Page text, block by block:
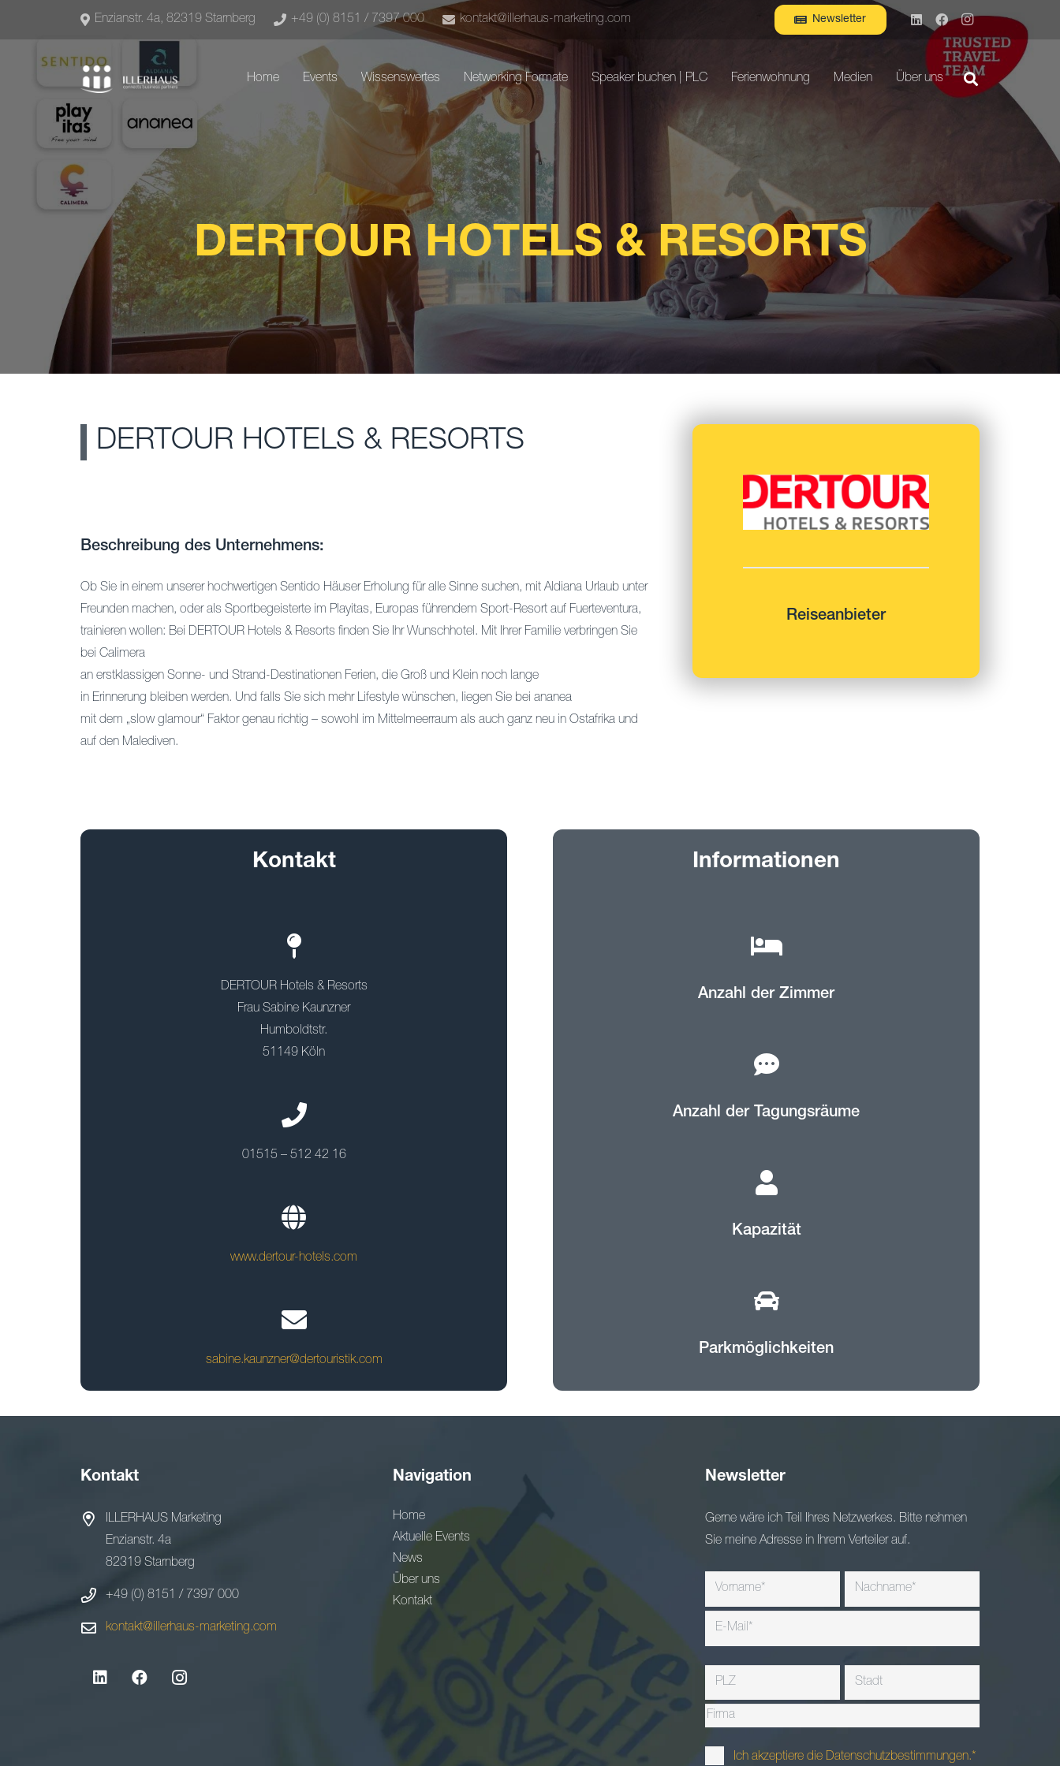
Enzianstr. 4a, 82319 Starnberg +49 (0) 8151 / 7397 000 kontakt@illerhaus-marketing.com Newsletter
Home Events Wissenswertes Networking Formate Speaker buchen | PLC Ferienwohnung Medien Über uns
DERTOUR HOTELS & RESORTS
DERTOUR HOTELS & RESORTS
Beschreibung des Unternehmens:
Ob Sie in einem unserer hochwertigen Sentido Häuser Erholung für alle Sinne suchen, mit Aldiana Urlaub unter
Freunden machen, oder als Sportbegeisterte im Playitas, Europas führendem Sport-Resort auf Fuerteventura,
trainieren wollen: Bei DERTOUR Hotels & Resorts finden Sie Ihr Wunschhotel. Mit Ihrer Familie verbringen Sie
bei Calimera
an erstklassigen Sonne- und Strand-Destinationen Ferien, die Groß und Klein noch lange
in Erinnerung bleiben werden. Und falls Sie sich mehr Lifestyle wünschen, liegen Sie bei ananea
mit dem „slow glamour“ Faktor genau richtig – sowohl im Mittelmeerraum als auch ganz neu in Ostafrika und
auf den Malediven.
Reiseanbieter
Kontakt
DERTOUR Hotels & Resorts
Frau Sabine Kaunzner
Humboldtstr.
51149 Köln
01515 – 512 42 16
www.dertour-hotels.com
sabine.kaunzner@dertouristik.com
Informationen
Anzahl der Zimmer
Anzahl der Tagungsräume
Kapazität
Parkmöglichkeiten
Kontakt
ILLERHAUS Marketing
Enzianstr. 4a
82319 Starnberg
+49 (0) 8151 / 7397 000
kontakt@illerhaus-marketing.com
Navigation
Home
Aktuelle Events
News
Über uns
Kontakt
Newsletter
Gerne wäre ich Teil Ihres Netzwerkes. Bitte nehmen
Sie meine Adresse in Ihrem Verteiler auf.
Ich akzeptiere die Datenschutzbestimmungen.*